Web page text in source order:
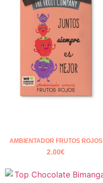
AMBIENTADOR FRUTOS ROJOS
2.00€